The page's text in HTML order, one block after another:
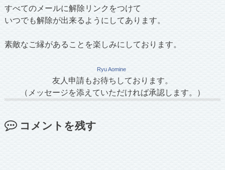
すべてのメールに解除リンクをつけて
いつでも解除が出来るようにしてあります。
素敵なご縁があることを楽しみにしております。
Ryu Aomine
友人申請もお待ちしております。
（メッセージを添えていただければ承認します。）
コメントを残す